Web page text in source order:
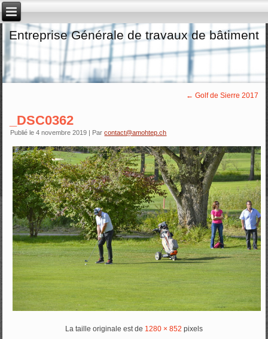
Entreprise Générale de travaux de bâtiment
← Golf de Sierre 2017
_DSC0362
Publié le 4 novembre 2019 | Par contact@amohtep.ch
La taille originale est de 1280 × 852 pixels